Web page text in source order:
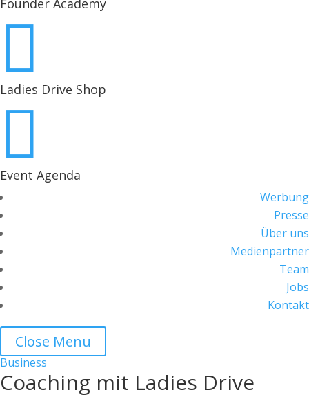
Founder Academy

Ladies Drive Shop

Event Agenda
Werbung
Presse
Über uns
Medienpartner
Team
Jobs
Kontakt
Close Menu
Business
Coaching mit Ladies Drive